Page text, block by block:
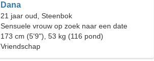
Dana
21 jaar oud, Steenbok
Sensuele vrouw op zoek naar een date
173 cm (5'9"), 53 kg (116 pond)
Vriendschap